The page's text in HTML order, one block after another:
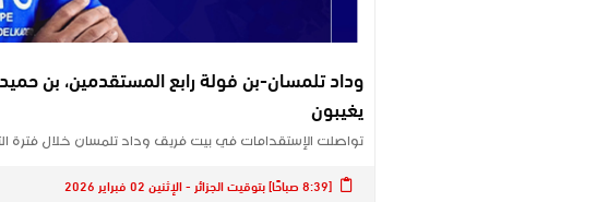
وداد تلمسان-بن فولة رابع المستقدمين، بن
يغيبون
تواصلت الإستقدامات في بيت فريق وداد تلمسان خلال فترة
[8:39 صباحًا] بتوقيت الجزائر - الإثنين 02 فبراير 2026